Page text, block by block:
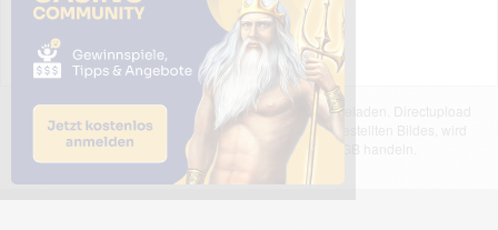
Das dargestellte Bild wurde von einem Nutzer hochgeladen. Directupload
übernimmt keinerlei Haftung für den Inhalt des dargestellten Bildes, wird
jedoch bei Verstößen nach §2(3) unserer AGB handeln.